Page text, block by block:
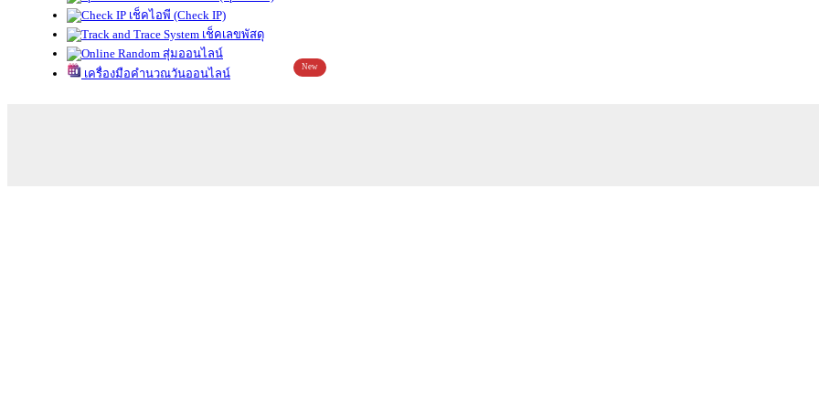
เช็คไอพี (Check IP)
เช็คเลขพัสดุ
สุ่มออนไลน์
เครื่องมือคำนวณวันออนไลน์
New